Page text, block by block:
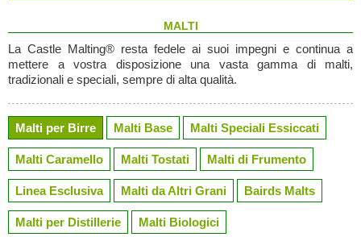
MALTI
La Castle Malting® resta fedele ai suoi impegni e continua a
mettere a vostra disposizione una vasta gamma di malti,
tradizionali e speciali, sempre di alta qualità.
Malti per Birre Malti Base Malti Speciali Essiccati
Malti Caramello Malti Tostati Malti di Frumento
Linea Esclusiva Malti da Altri Grani Bairds Malts
Malti per Distillerie Malti Biologici